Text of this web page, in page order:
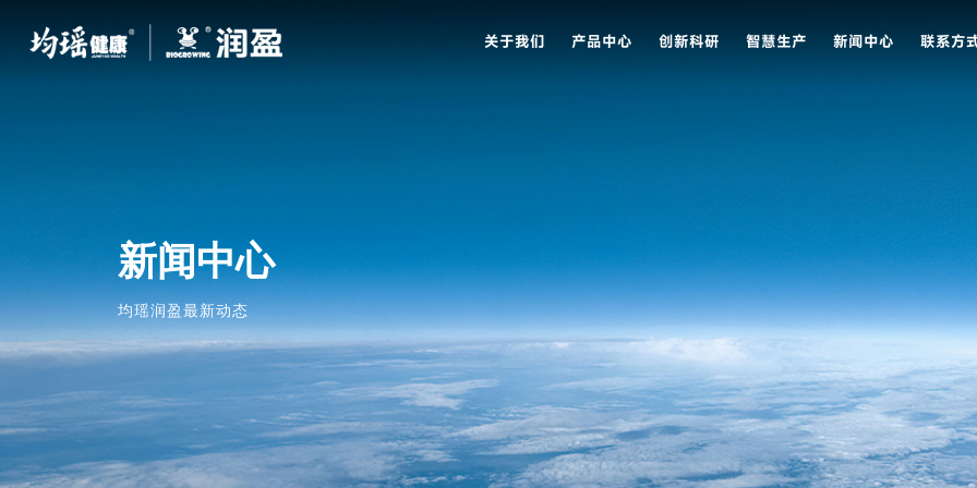
关于我们 产品中心 创新科研 智慧生产 新闻中心 联系方
新闻中心
均瑶润盈最新动态